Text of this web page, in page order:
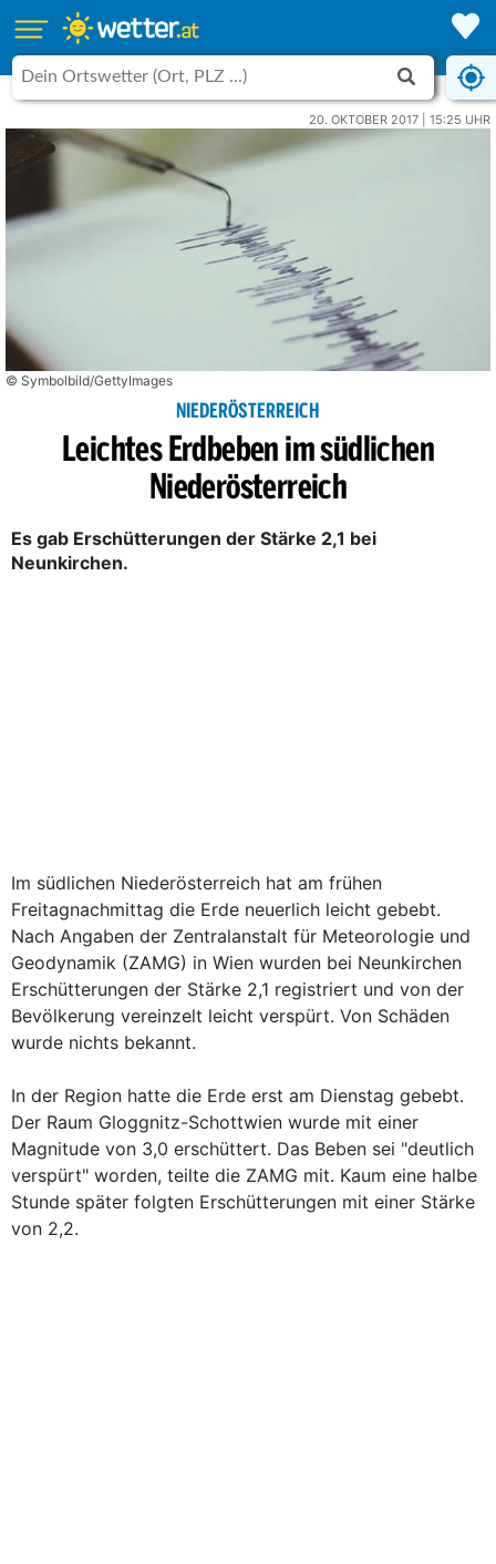
20. OKTOBER 2017 | 15:25 UHR
© Symbolbild/GettyImages
NIEDERÖSTERREICH
Leichtes Erdbeben im südlichen
Niederösterreich
Es gab Erschütterungen der Stärke 2,1 bei
Neunkirchen.
Im südlichen Niederösterreich hat am frühen
Freitagnachmittag die Erde neuerlich leicht gebebt.
Nach Angaben der Zentralanstalt für Meteorologie und
Geodynamik (ZAMG) in Wien wurden bei Neunkirchen
Erschütterungen der Stärke 2,1 registriert und von der
Bevölkerung vereinzelt leicht verspürt. Von Schäden
wurde nichts bekannt.
In der Region hatte die Erde erst am Dienstag gebebt.
Der Raum Gloggnitz-Schottwien wurde mit einer
Magnitude von 3,0 erschüttert. Das Beben sei "deutlich
verspürt" worden, teilte die ZAMG mit. Kaum eine halbe
Stunde später folgten Erschütterungen mit einer Stärke
von 2,2.